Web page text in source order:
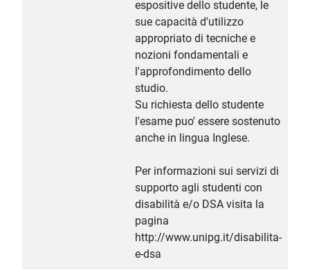
espositive dello studente, le
sue capacità d'utilizzo
appropriato di tecniche e
nozioni fondamentali e
l'approfondimento dello
studio.
Su richiesta dello studente
l'esame puo' essere sostenuto
anche in lingua Inglese.
Per informazioni sui servizi di
supporto agli studenti con
disabilità e/o DSA visita la
pagina
http://www.unipg.it/disabilita-
e-dsa